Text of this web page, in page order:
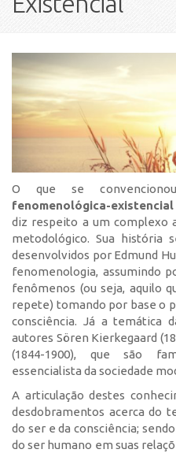
O que se
fenomenológica-existencial
diz respeito a um complexo
metodológico. Sua história
desenvolvidos por Edmund
fenomenologia, assumindo
fenômenos (ou seja, aquilo
repete) tomando por base o
consciência. Já a temática
autores Sören Kierkegaard
(1844-1900), que são
essencialista da sociedade
A articulação destes
desdobramentos acerca do
do ser e da consciência;
do ser humano em suas